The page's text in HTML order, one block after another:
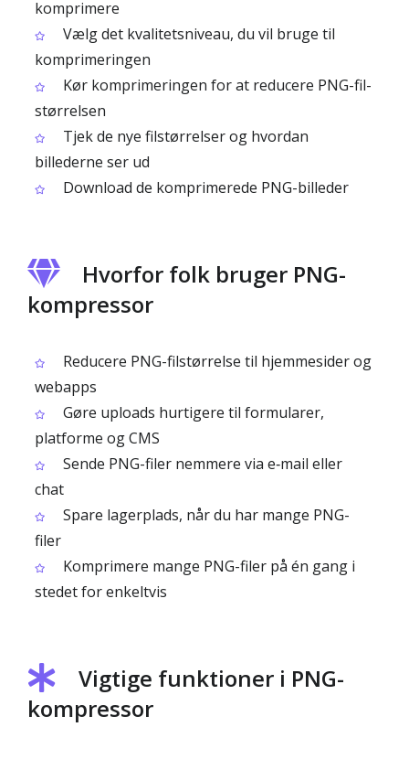
komprimere
Vælg det kvalitetsniveau, du vil bruge til
komprimeringen
Kør komprimeringen for at reducere PNG-fil­
størrelsen
Tjek de nye filstørrelser og hvordan
billederne ser ud
Download de komprimerede PNG-billeder
Hvorfor folk bruger PNG-
kompressor
Reducere PNG-fil­størrelse til hjemmesider og
webapps
Gøre uploads hurtigere til formularer,
platforme og CMS
Sende PNG-filer nemmere via e‑mail eller
chat
Spare lagerplads, når du har mange PNG-
filer
Komprimere mange PNG-filer på én gang i
stedet for enkeltvis
Vigtige funktioner i PNG-
kompressor